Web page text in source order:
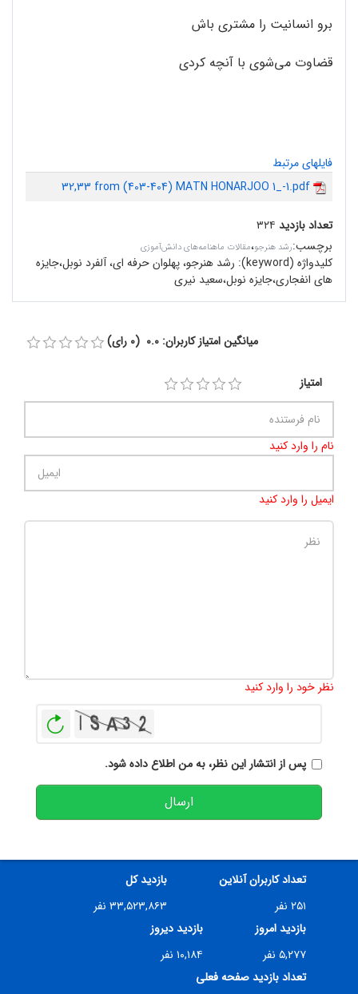
برو انسانیت را مشتری باش
قضاوت می‌شوی با آنچه کردی
فایلهای مرتبط
32,33 from (403-404) MATN HONARJOO 1_-1.pdf
تعداد بازدید ۳۲۴
برچسب:رشد هنرجو،مقالات ماهنامه‌های دانش‌آموزی
کلیدواژه (keyword):
رشد هنرجو، پهلوان حرفه ای، آلفرد نوبل،جایزه
های انفجاری،جایزه نوبل،سعید نیری
میانگین امتیاز کاربران: 0.0 (0 رای)
امتیاز
نام را وارد کنید
ایمیل را وارد کنید
نظر خود را وارد کنید
پس از انتشار این نظر، به من اطلاع داده شود.
ارسال
تعداد کاربران آنلاین
۲۵۱ نفر
بازدید کل
۳۳,۵۲۳,۸۶۳ نفر
بازدید امروز
۵,۲۷۷ نفر
بازدید دیروز
۱۰,۱۸۴ نفر
تعداد بازدید صفحه فعلی